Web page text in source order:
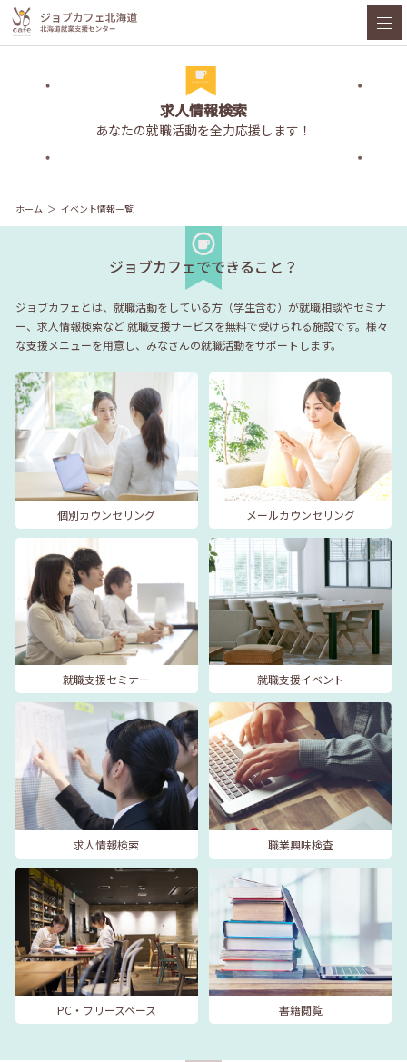
求人情報検索
あなたの就職活動を全力応援します！
ホーム イベント情報一覧
ジョブカフェでできること？
ジョブカフェとは、就職活動をしている方（学生含む）が就職相談やセミナ
ー、求人情報検索など就職支援サービスを無料で受けられる施設です。様々
な支援メニューを用意し、みなさんの就職活動をサポートします。
個別カウンセリング メールカウンセリング
就職支援セミナー 就職支援イベント
求人情報検索 職業興味検査
PC・フリースペース 書籍閲覧